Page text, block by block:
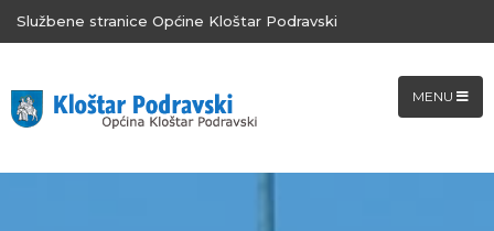
Službene stranice Općine Kloštar Podravski
MENU